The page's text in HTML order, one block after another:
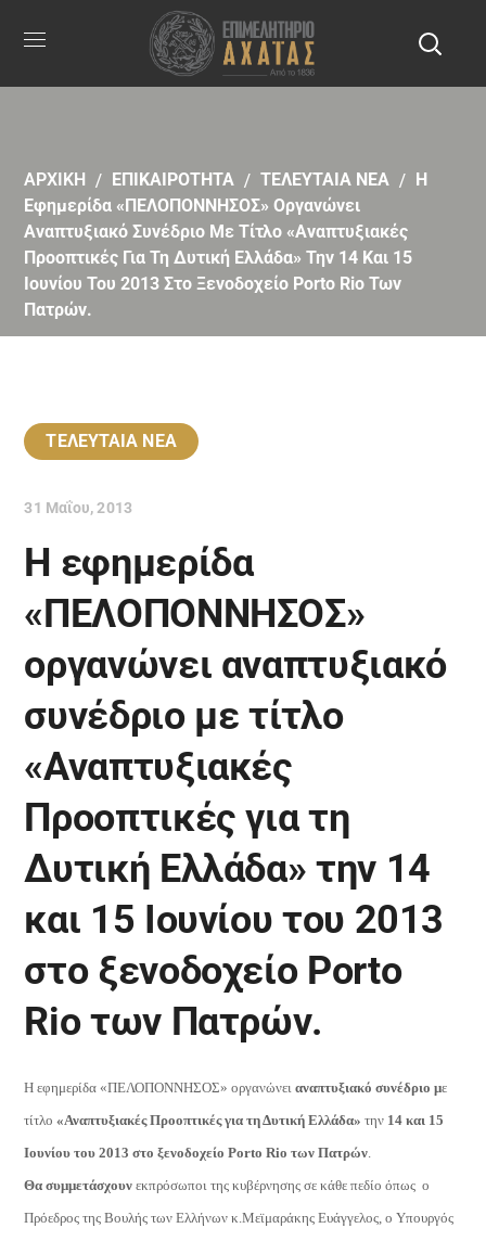
ΑΡΧΙΚΗ ΕΠΙΚΑΙΡΟΤΗΤΑ ΤΕΛΕΥΤΑΙΑ ΝΕΑ
Η
Εφημερίδα «ΠΕΛΟΠΟΝΝΗΣΟΣ» Οργανώνει
Αναπτυξιακό Συνέδριο Με Τίτλο «Αναπτυξιακές
Προοπτικές Για Τη Δυτική Ελλάδα» Την 14 Και 15
Ιουνίου Του 2013 Στο Ξενοδοχείο Porto Rio Των
Πατρών.
ΤΕΛΕΥΤΑΙΑ ΝΕΑ
31 Μαΐου, 2013
Η εφημερίδα
«ΠΕΛΟΠΟΝΝΗΣΟΣ»
οργανώνει αναπτυξιακό
συνέδριο με τίτλο
«Αναπτυξιακές
Προοπτικές για τη
Δυτική Ελλάδα» την 14
και 15 Ιουνίου του 2013
στο ξενοδοχείο Porto
Rio των Πατρών.
Η εφημερίδα «ΠΕΛΟΠΟΝΝΗΣΟΣ» οργανώνειαναπτυξιακό συνέδριο με
τίτλο«Αναπτυξιακές Προοπτικές για τη Δυτική Ελλάδα»την 14 και 15
Ιουνίου του 2013 στο ξενοδοχείο Porto Rio των Πατρών.
Θα συμμετάσχουν εκπρόσωποι της κυβέρνησης σε κάθε πεδίο όπως ο
Πρόεδρος της Βουλής των Ελλήνων κ.Μεϊμαράκης Ευάγγελος, ο Υπουργός